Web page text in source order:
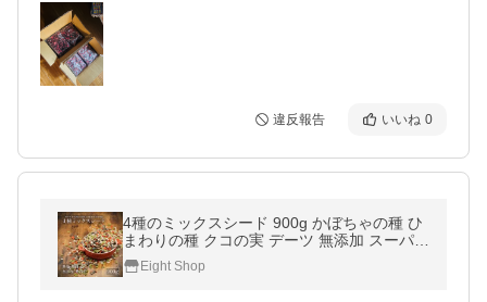
違反報告 いいね 0
4種のミックスシード 900g かぼちゃの種 ひ
まわりの種 クコの実 デーツ 無添加 スーパー
フード 超PayPay祭
Eight Shop